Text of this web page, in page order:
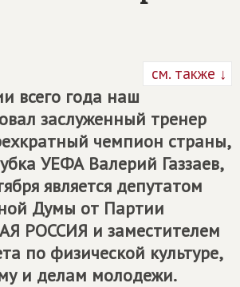
см. также ↓
всего года наш
заслуженный тренер
чемпион страны,
УЕФА Валерий Газзаев,
является депутатом
Думы от Партии
РОССИЯ и заместителем
по физической культуре,
и делам молодежи.